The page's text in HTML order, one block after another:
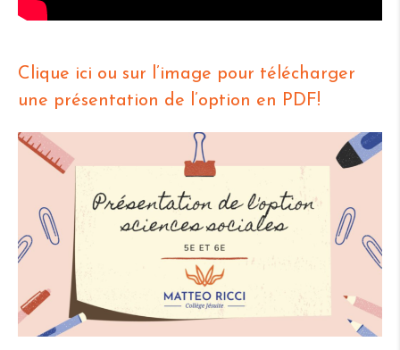
Clique ici ou sur l’image pour télécharger
une présentation de l’option en PDF!